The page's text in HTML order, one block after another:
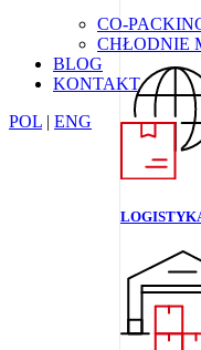
CO-
CHŁODNIE
BLOG
KONTAKT
POL | ENG